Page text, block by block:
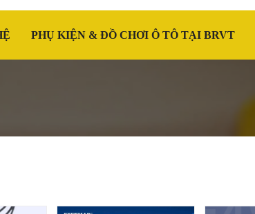
PHỤ KIỆN & ĐỒ CHƠI Ô TÔ TẠI BRVT